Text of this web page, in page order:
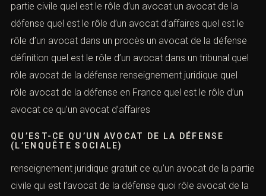
partie civile quel est le rôle d’un avocat un avocat de la
défense quel est le rôle d’un avocat d’affaires quel est le
rôle d’un avocat dans un procès un avocat de la défense
définition quel est le rôle d’un avocat dans un tribunal quel
rôle avocat de la défense renseignement juridique quel
rôle avocat de la défense en France quel est le rôle d’un
avocat ce qu’un avocat d’affaires
QU’EST-CE QU’UN AVOCAT DE LA DÉFENSE
(L’ENQUÊTE SOCIALE)
renseignement juridique gratuit ce qu’un avocat de la partie
civile qui est l’avocat de la défense quoi rôle avocat de la